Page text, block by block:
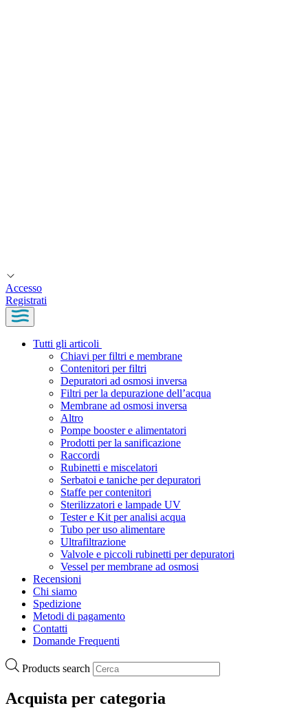
Accesso
Registrati
Tutti gli articoli
Chiavi per filtri e membrane
Contenitori per filtri
Depuratori ad osmosi inversa
Filtri per la depurazione dell’acqua
Membrane ad osmosi inversa
Altro
Pompe booster e alimentatori
Prodotti per la sanificazione
Raccordi
Rubinetti e miscelatori
Serbatoi e taniche per depuratori
Staffe per contenitori
Sterilizzatori e lampade UV
Tester e Kit per analisi acqua
Tubo per uso alimentare
Ultrafiltrazione
Valvole e piccoli rubinetti per depuratori
Vessel per membrane ad osmosi
Recensioni
Chi siamo
Spedizione
Metodi di pagamento
Contatti
Domande Frequenti
Products search
Acquista per categoria